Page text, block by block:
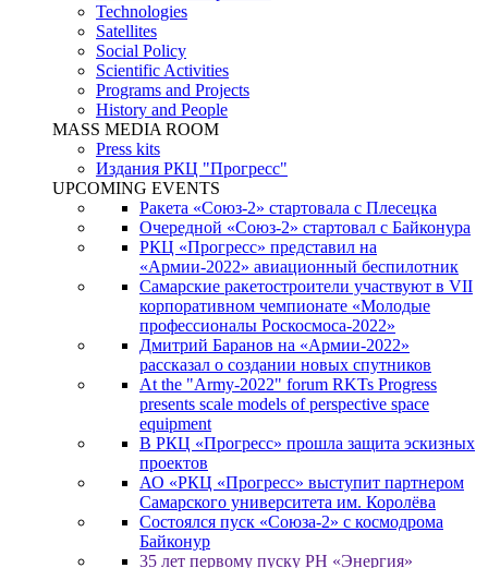
Technologies
Satellites
Social Policy
Scientific Activities
Programs and Projects
History and People
MASS MEDIA ROOM
Press kits
Издания РКЦ "Прогресс"
UPCOMING EVENTS
Ракета «Союз-2» стартовала с Плесецка
Очередной «Союз-2» стартовал с Байконура
РКЦ «Прогресс» представил на
«Армии-2022» авиационный беспилотник
Самарские ракетостроители участвуют в VII
корпоративном чемпионате «Молодые
профессионалы Роскосмоса-2022»
Дмитрий Баранов на «Армии-2022»
рассказал о создании новых спутников
At the "Army-2022" forum RKTs Progress
presents scale models of perspective space
equipment
В РКЦ «Прогресс» прошла защита эскизных
проектов
АО «РКЦ «Прогресс» выступит партнером
Самарского университета им. Королёва
Состоялся пуск «Союза-2» с космодрома
Байконур
35 лет первому пуску РН «Энергия»